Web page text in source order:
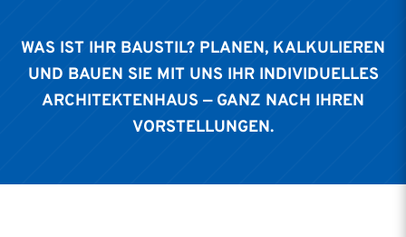
WAS IST IHR BAUSTIL? PLANEN, KALKULIEREN
UND BAUEN SIE MIT UNS IHR INDIVIDUELLES
ARCHITEKTENHAUS — GANZ NACH IHREN
VORSTELLUNGEN.